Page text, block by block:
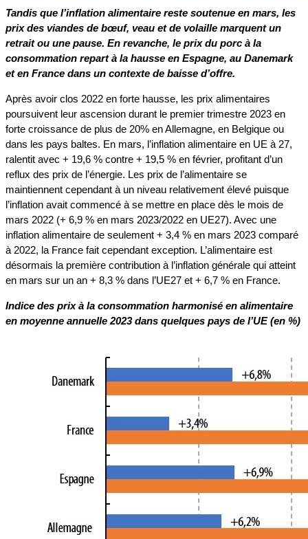
Tandis que l’inflation alimentaire reste soutenue en mars, les
prix des viandes de bœuf, veau et de volaille marquent un
retrait ou une pause. En revanche, le prix du porc à la
consommation repart à la hausse en Espagne, au Danemark
et en France dans un contexte de baisse d’offre.
Après avoir clos 2022 en forte hausse, les prix alimentaires
poursuivent leur ascension durant le premier trimestre 2023 en
forte croissance de plus de 20% en Allemagne, en Belgique ou
dans les pays baltes. En mars, l’inflation alimentaire en UE à 27,
ralentit avec + 19,6 % contre + 19,5 % en février, profitant d’un
reflux des prix de l’énergie. Les prix de l’alimentaire se
maintiennent cependant à un niveau relativement élevé puisque
l’inflation avait commencé à se mettre en place dès le mois de
mars 2022 (+ 6,9 % en mars 2023/2022 en UE27). Avec une
inflation alimentaire de seulement + 3,4 % en mars 2023 comparé
à 2022, la France fait cependant exception. L’alimentaire est
désormais la première contribution à l’inflation générale qui atteint
en mars sur un an + 8,3 % dans l’UE27 et + 6,7 % en France.
Indice des prix à la consommation harmonisé en alimentaire
en moyenne annuelle 2023 dans quelques pays de l’UE (en %)